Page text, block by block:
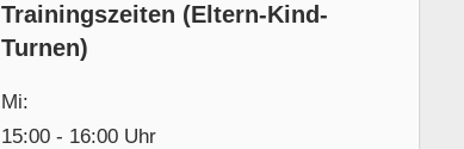
Trainingszeiten (Eltern-Kind-
Turnen)
Mi:
15:00 - 16:00 Uhr